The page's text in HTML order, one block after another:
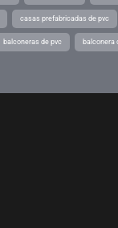
casas prefabricadas de pvc
balconeras de pvc balconera